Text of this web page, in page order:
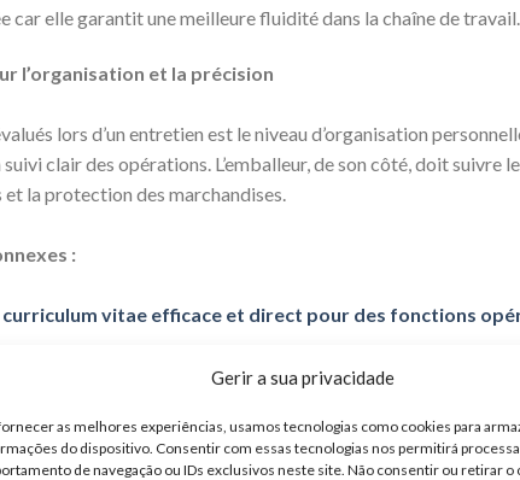
Gerir a sua privacidade
as melhores experiências, usamos tecnologias como cookies para
do dispositivo. Consentir com essas tecnologias nos permitirá
de navegação ou IDs exclusivos neste site. Não consentir ou retirar
car elle garantit une meilleure fluidité dans la chaîne de travail.
l’organisation et la précision
lors d’un entretien est le niveau d’organisation
clair des opérations. L’emballeur, de son côté, doit suivre
la protection des marchandises.
:
curriculum vitae efficace et direct pour des fonctions
clair, efficace et convaincant pour des postes
toute sécurité aux processus de sélection pour des